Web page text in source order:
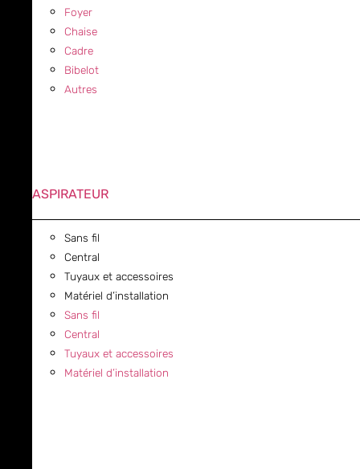
Foyer
Chaise
Cadre
Bibelot
Autres
ASPIRATEUR
Sans fil
Central
Tuyaux et accessoires
Matériel d’installation
Sans fil
Central
Tuyaux et accessoires
Matériel d’installation